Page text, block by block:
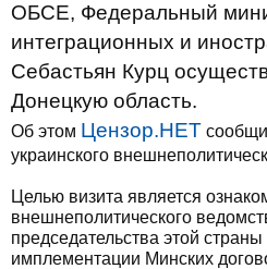
ОБСЕ, Федеральный
интеграционных и
Себастьян Курц
Донецкую область.
Об этом Цензор.НЕТ
украинского
Целью визита является
внешнеполитического
председательства этой
имплементации Минских